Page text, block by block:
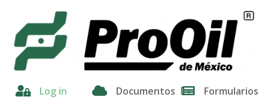
 Log in  Documentos  Formularios